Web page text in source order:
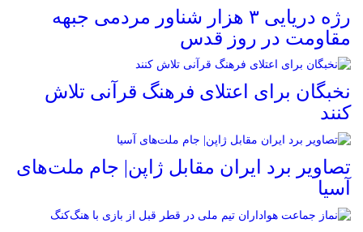
رژه دریایی ۳ هزار شناور مردمی جبهه
مقاومت در روز قدس
نخبگان برای اعتلای فرهنگ قرآنی تلاش
کنند
تصاویر برد ایران مقابل ژاپن| جام ملت‌های
آسیا